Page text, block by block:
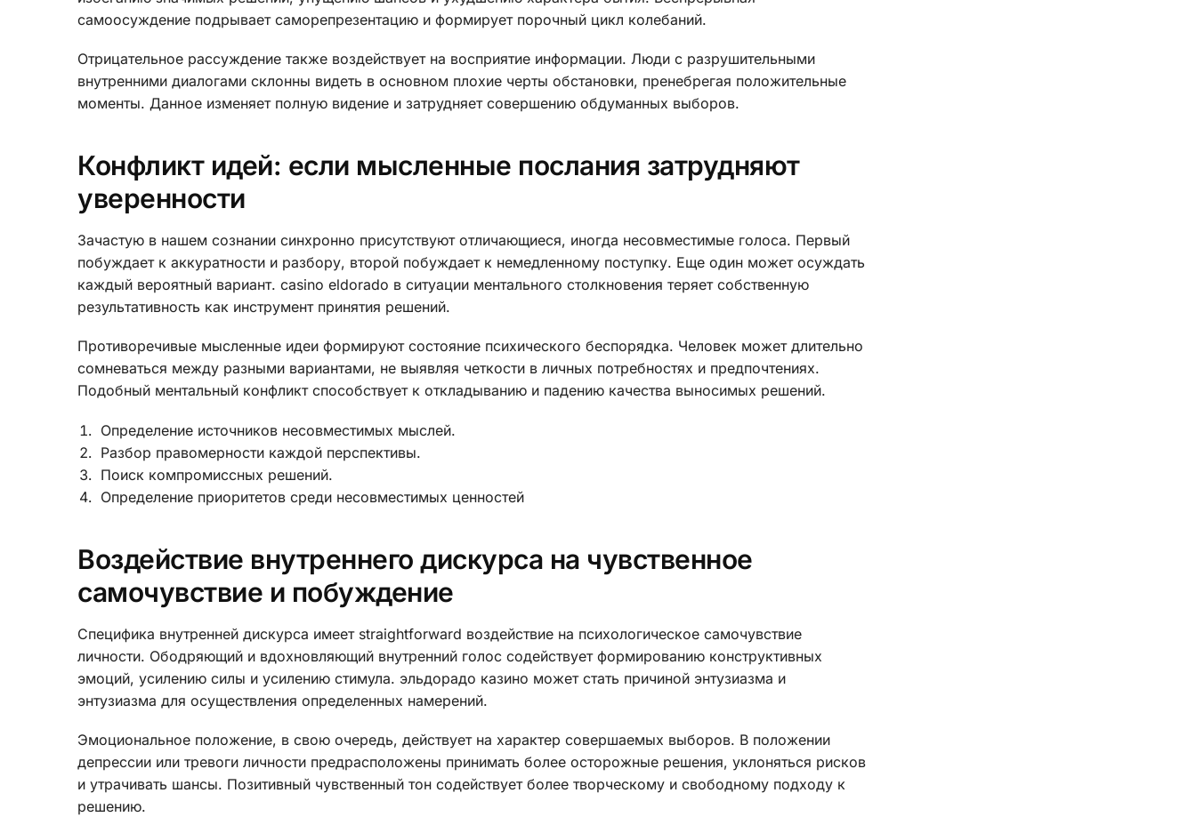
самоосуждение подрывает саморепрезентацию и формирует порочный цикл колебаний.
Отрицательное рассуждение также воздействует на восприятие информации. Люди с разрушительными
внутренними диалогами склонны видеть в основном плохие черты обстановки, пренебрегая положительные
моменты. Данное изменяет полную видение и затрудняет совершению обдуманных выборов.
Конфликт идей: если мысленные послания затрудняют
уверенности
Зачастую в нашем сознании синхронно присутствуют отличающиеся, иногда несовместимые голоса. Первый
побуждает к аккуратности и разбору, второй побуждает к немедленному поступку. Еще один может осуждать
каждый вероятный вариант. casino eldorado в ситуации ментального столкновения теряет собственную
результативность как инструмент принятия решений.
Противоречивые мысленные идеи формируют состояние психического беспорядка. Человек может длительно
сомневаться между разными вариантами, не выявляя четкости в личных потребностях и предпочтениях.
Подобный ментальный конфликт способствует к откладыванию и падению качества выносимых решений.
Определение источников несовместимых мыслей.
Разбор правомерности каждой перспективы.
Поиск компромиссных решений.
Определение приоритетов среди несовместимых ценностей
Воздействие внутреннего дискурса на чувственное
самочувствие и побуждение
Специфика внутренней дискурса имеет straightforward воздействие на психологическое самочувствие
личности. Ободряющий и вдохновляющий внутренний голос содействует формированию конструктивных
эмоций, усилению силы и усилению стимула. эльдорадо казино может стать причиной энтузиазма и
энтузиазма для осуществления определенных намерений.
Эмоциональное положение, в свою очередь, действует на характер совершаемых выборов. В положении
депрессии или тревоги личности предрасположены принимать более осторожные решения, уклоняться рисков
и утрачивать шансы. Позитивный чувственный тон содействует более творческому и свободному подходу к
решению.